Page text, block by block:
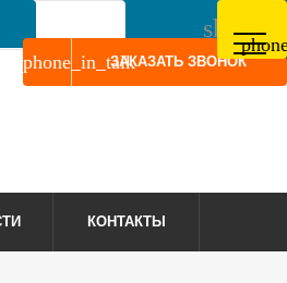
phone_in_talkЗАКАЗАТЬ ЗВОНОК
КОНТАКТЫ